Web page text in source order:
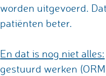
worden uitgevoerd.
patiënten beter.
En dat is nog niet alles:
gestuurd werken